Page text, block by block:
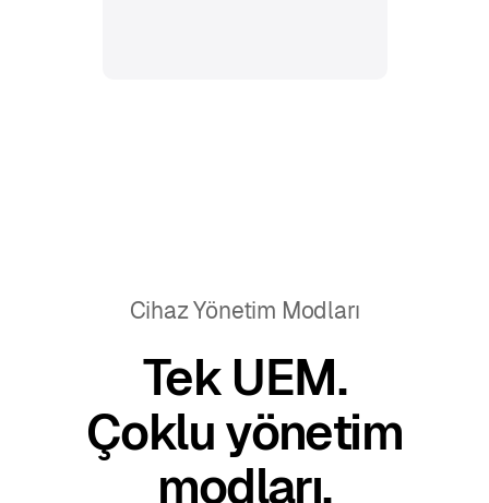
Cihaz Yönetim Modları
Tek UEM.
Çoklu yönetim
modları.